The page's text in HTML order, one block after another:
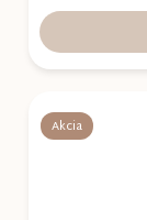
Akcia